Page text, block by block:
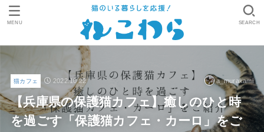
SEARCH
MENU
猫カフェ 2022.10.22 a_murakami
【兵庫県の保護猫カフェ】癒しのひと時
を過ごす「保護猫カフェ・カーロ」をご